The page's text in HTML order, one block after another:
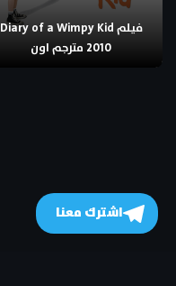
فيلم Diary of a Wimpy Kid
2010 مترجم اون
اشترك معنا